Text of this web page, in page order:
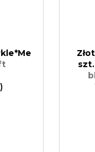
szt.